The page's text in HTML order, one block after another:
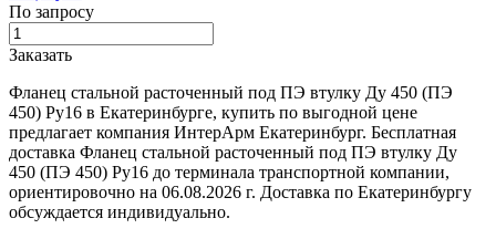
По запросу
Заказать
Фланец стальной расточенный под ПЭ втулку Ду 450 (ПЭ
450) Ру16 в Екатеринбурге, купить по выгодной цене
предлагает компания ИнтерАрм Екатеринбург. Бесплатная
доставка Фланец стальной расточенный под ПЭ втулку Ду
450 (ПЭ 450) Ру16 до терминала транспортной компании,
ориентировочно на 06.08.2026 г. Доставка по Екатеринбургу
обсуждается индивидуально.